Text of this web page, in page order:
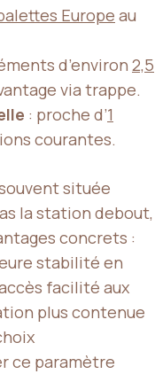
Europe au
d’environ 2,5
via trappe.
: proche d’1
courantes.
située
la station debout,
concrets :
stabilité en
facilité aux
plus contenue
ce paramètre